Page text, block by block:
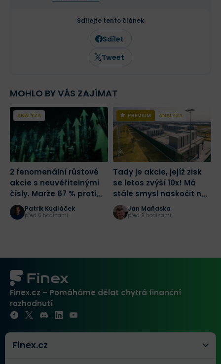
technickou analýzu i makroekonomické
dění. Vedle Finexu pravidelně publikuje
odborné články a komentáře také v
dalších českých ekonomických médiích,
včetně Hospodářských novin.
Sdílejte tento článek
Sdílet
Tweet
MOHLO BY VÁS ZAJÍMAT
ANALÝZA
2 fenomenální růstové
akcie s neuvěřitelnými
čísly. Marže 67 % proti
růstu tržeb o 684 %.
Která je lepší?
Patrik Kudláček
před 6 hodinami
PREMIUM ANALÝZA
Tady je akcie, jejíž zisk
se letos zvýší 10x! Má
stále smysl naskočit na
jednu z nejlepších sázek
na AI?
Jan Maňaska
před 9 hodinami
Finex.cz – Pomáháme dělat chytrá finanční
rozhodnutí
Finex.cz